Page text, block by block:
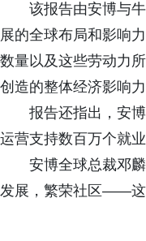
该报告由安博与
展的全球布局和影响
数量以及这些劳动力
创造的整体经济影响力
报告还指出，安
运营支持数百万个就业
安博全球总裁邓
发展，繁荣社区——这